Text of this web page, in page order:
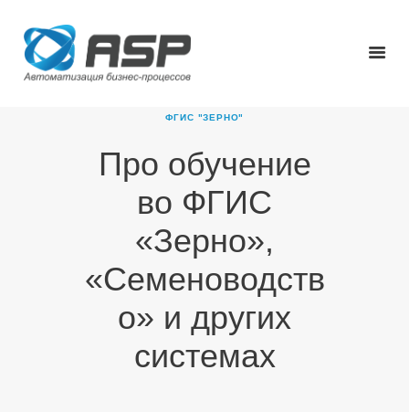
ФГИС "ЗЕРНО"
Про обучение
во ФГИС
«Зерно»,
«Семеноводств
о» и других
системах
ГЛАВНАЯ
О КОМПАНИИ
ПРОДУКТЫ
НОВОСТИ
КАРЬЕРА
ПАРТНЕРЫ
КОНТАКТЫ